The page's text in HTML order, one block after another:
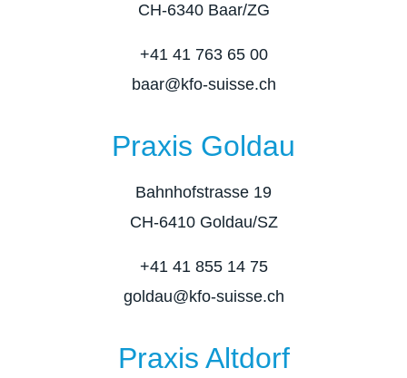
CH-6340 Baar/ZG
+41 41 763 65 00
baar@kfo-suisse.ch
Praxis Goldau
Bahnhofstrasse 19
CH-6410 Goldau/SZ
+41 41 855 14 75
goldau@kfo-suisse.ch
Praxis Altdorf